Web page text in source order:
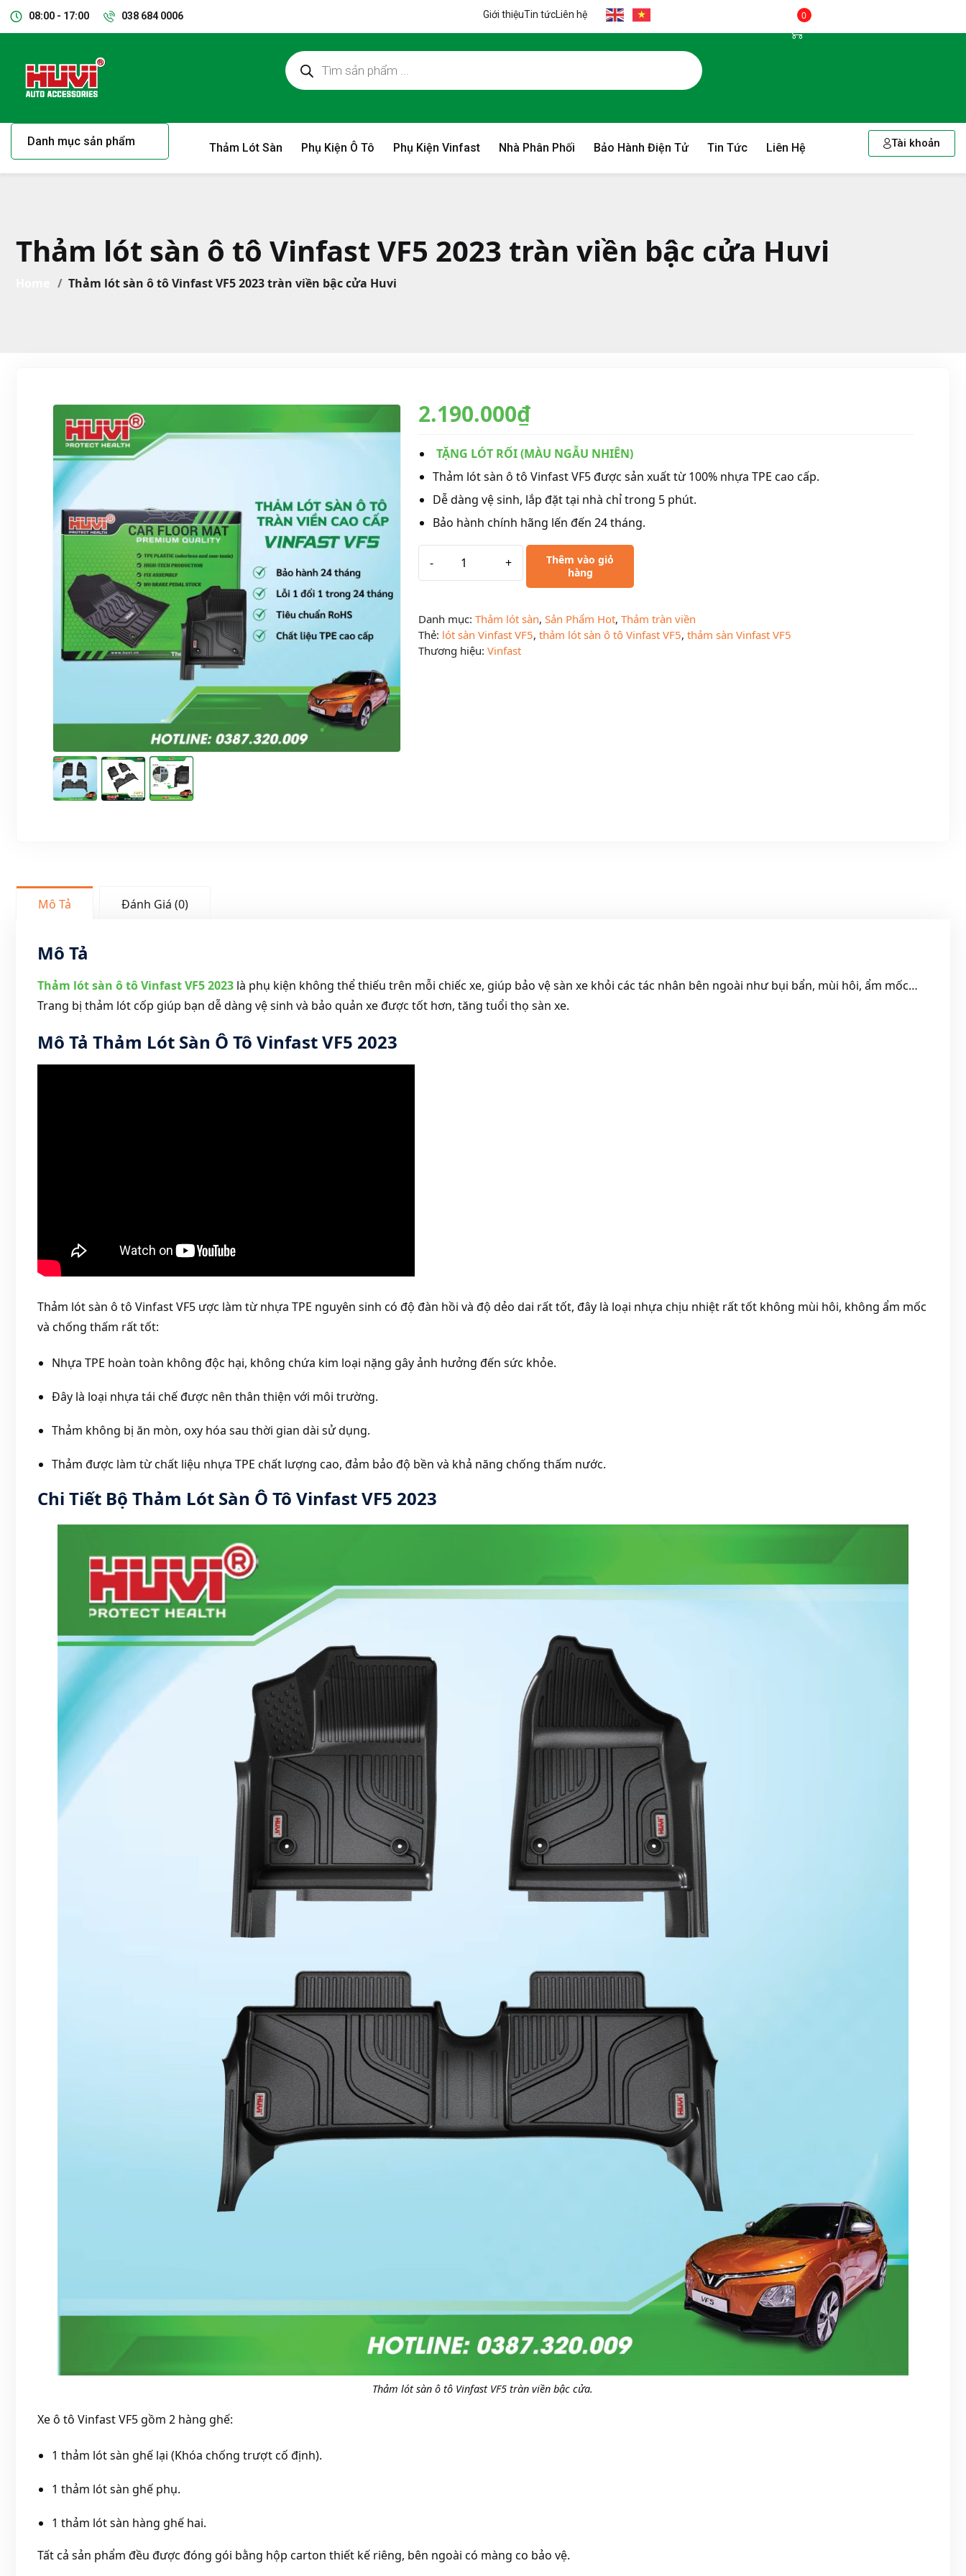
08:00 - 17:00 038 684 0006 Giới thiệuTin tứcLiên hệ 0
Danh mục sản phẩm Thảm Lót Sàn Phụ Kiện Ô Tô Phụ Kiện Vinfast Nhà Phân Phối Bảo Hành Điện Tử Tin Tức Liên Hệ Tài khoản
Thảm lót sàn ô tô Vinfast VF5 2023 tràn viền bậc cửa Huvi
Thảm lót sàn ô tô Vinfast VF5 2023 tràn viền bậc cửa Huvi
2.190.000₫
TẶNG LÓT RỐI (MÀU NGẪU NHIÊN)
Thảm lót sàn ô tô Vinfast VF5 được sản xuất từ 100% nhựa TPE cao cấp.
Dễ dàng vệ sinh, lắp đặt tại nhà chỉ trong 5 phút.
Bảo hành chính hãng lến đến 24 tháng.
- +
Thêm vào giỏ
hàng
Danh mục:Thảm lót sàn,Sản Phẩm Hot,Thảm tràn viền
Thẻ: lót sàn Vinfast VF5,thảm lót sàn ô tô Vinfast VF5,thảm sàn Vinfast VF5
Thương hiệu:Vinfast
Mô Tả Đánh Giá (0)
Mô Tả
Thảm lót sàn ô tô Vinfast VF5 2023 là phụ kiện không thể thiếu trên mỗi chiếc xe, giúp bảo vệ sàn xe khỏi các tác nhân bên ngoài như bụi bẩn, mùi hôi, ẩm mốc…
Trang bị thảm lót cốp giúp bạn dễ dàng vệ sinh và bảo quản xe được tốt hơn, tăng tuổi thọ sàn xe.
Mô Tả Thảm Lót Sàn Ô Tô Vinfast VF5 2023
Thảm lót sàn ô tô Vinfast VF5 ược làm từ nhựa TPE nguyên sinh có độ đàn hồi và độ dẻo dai rất tốt, đây là loại nhựa chịu nhiệt rất tốt không mùi hôi, không ẩm mốc
và chống thấm rất tốt:
Nhựa TPE hoàn toàn không độc hại, không chứa kim loại nặng gây ảnh hưởng đến sức khỏe.
Đây là loại nhựa tái chế được nên thân thiện với môi trường.
Thảm không bị ăn mòn, oxy hóa sau thời gian dài sử dụng.
Thảm được làm từ chất liệu nhựa TPE chất lượng cao, đảm bảo độ bền và khả năng chống thấm nước.
Chi Tiết Bộ Thảm Lót Sàn Ô Tô Vinfast VF5 2023
Thảm lót sàn ô tô Vinfast VF5 tràn viền bậc cửa.
Xe ô tô Vinfast VF5 gồm 2 hàng ghế:
1 thảm lót sàn ghế lại (Khóa chống trượt cố định).
1 thảm lót sàn ghế phụ.
1 thảm lót sàn hàng ghế hai.
Tất cả sản phẩm đều được đóng gói bằng hộp carton thiết kế riêng, bên ngoài có màng co bảo vệ.